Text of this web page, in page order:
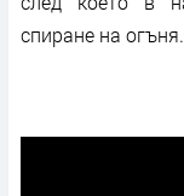
спиране на огъня.